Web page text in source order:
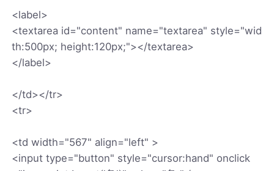
<label>
<textarea id="content" name="textarea" style="wid
th:500px; height:120px;"></textarea>
</label>
</td></tr>
<tr>
<td width="567" align="left" >
<input type="button" style="cursor:hand" onclick